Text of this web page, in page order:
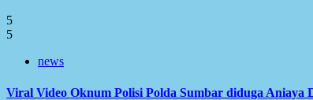
5
5
news
Viral Video Oknum Polisi Polda Sumbar diduga Aniaya